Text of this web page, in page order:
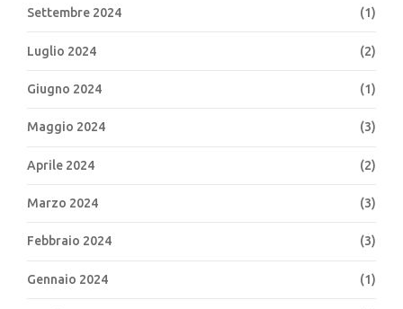
Settembre 2024 (1)
Luglio 2024 (2)
Giugno 2024 (1)
Maggio 2024 (3)
Aprile 2024 (2)
Marzo 2024 (3)
Febbraio 2024 (3)
Gennaio 2024 (1)